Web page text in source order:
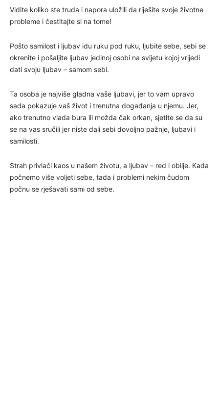
Vidite koliko ste truda i napora uložili da riješite svoje životne
probleme i čestitajte si na tome!
Pošto samilost i ljubav idu ruku pod ruku, ljubite sebe, sebi se
okrenite i pošaljite ljubav jedinoj osobi na svijetu kojoj vrijedi
dati svoju ljubav – samom sebi.
Ta osoba je najviše gladna vaše ljubavi, jer to vam upravo
sada pokazuje vaš život i trenutna događanja u njemu. Jer,
ako trenutno vlada bura ili možda čak orkan, sjetite se da su
se na vas sručili jer niste dali sebi dovoljno pažnje, ljubavi i
samilosti.
Strah privlači kaos u našem životu, a ljubav – red i obilje. Kada
počnemo više voljeti sebe, tada i problemi nekim čudom
počnu se rješavati sami od sebe.